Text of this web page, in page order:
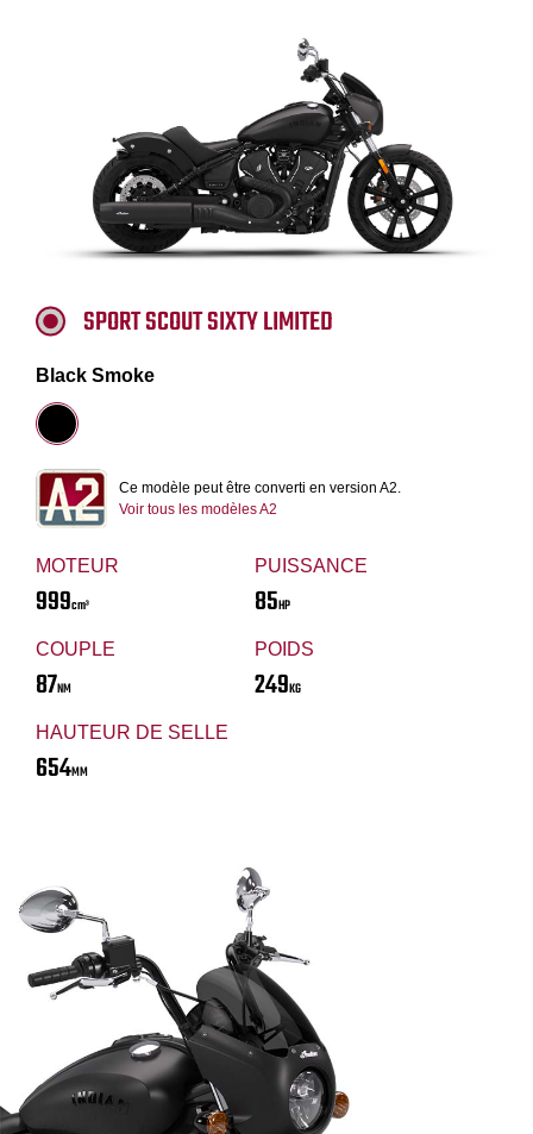
MOTEUR
999cm³
PUISSANCE
85HP
COUPLE
87NM
POIDS
249KG
HAUTEUR DE SELLE
654MM
SPORT SCOUT SIXTY LIMITED
Black Smoke
Ce modèle peut être converti en version A2.
Voir tous les modèles A2